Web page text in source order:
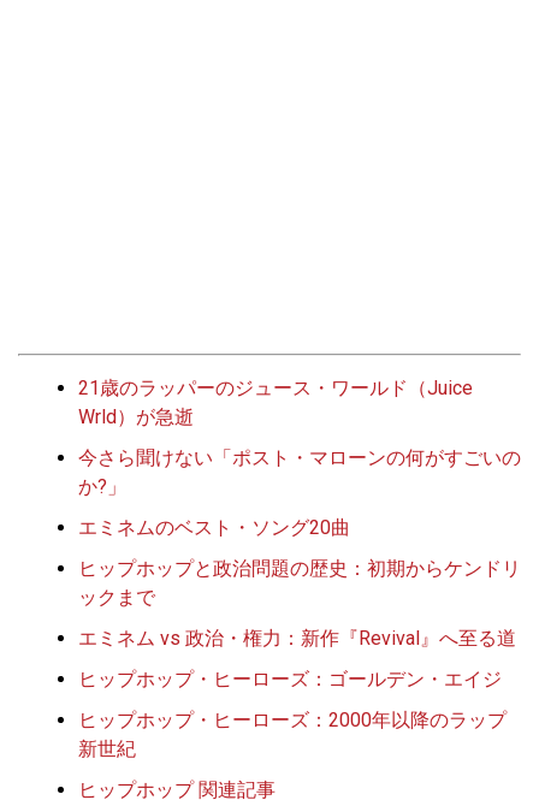
21歳のラッパーのジュース・ワールド（Juice
Wrld）が急逝
今さら聞けない「ポスト・マローンの何がすごいの
か?」
エミネムのベスト・ソング20曲
ヒップホップと政治問題の歴史：初期からケンドリ
ックまで
エミネム vs 政治・権力：新作『Revival』へ至る道
ヒップホップ・ヒーローズ：ゴールデン・エイジ
ヒップホップ・ヒーローズ：2000年以降のラップ
新世紀
ヒップホップ 関連記事